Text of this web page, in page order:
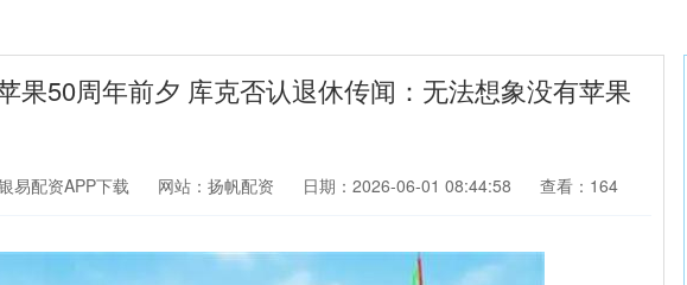
果50周年前夕 库克否认退休传闻：无法想象没有苹果
易配资APP下载 网站：扬帆配资 日期：2026-06-01 08:44:58 查看：164